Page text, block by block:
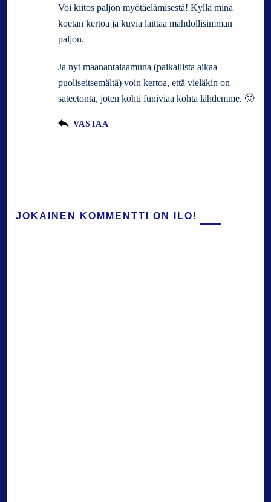
Voi kiitos paljon myötäelämisestä! Kyllä minä
koetan kertoa ja kuvia laittaa mahdollisimman
paljon.
Ja nyt maanantaiaamuna (paikallista aikaa
puoliseitsemältä) voin kertoa, että vieläkin on
sateetonta, joten kohti funiviaa kohta lähdemme. 🙂
VASTAA
JOKAINEN KOMMENTTI ON ILO!